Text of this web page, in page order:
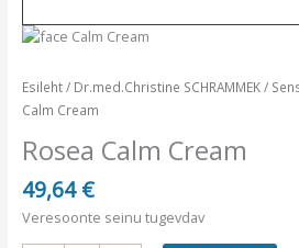
Esileht/ Dr.med.Christine SCHRAMMEK/
Calm Cream
Rosea Calm Cream
49,64€
Veresoonte seinu tugevdav